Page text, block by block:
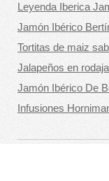
Leyenda Iberica
Jamón Ibérico
Tortitas de maiz
Jalapeños en
Jamón Ibérico De
Infusiones